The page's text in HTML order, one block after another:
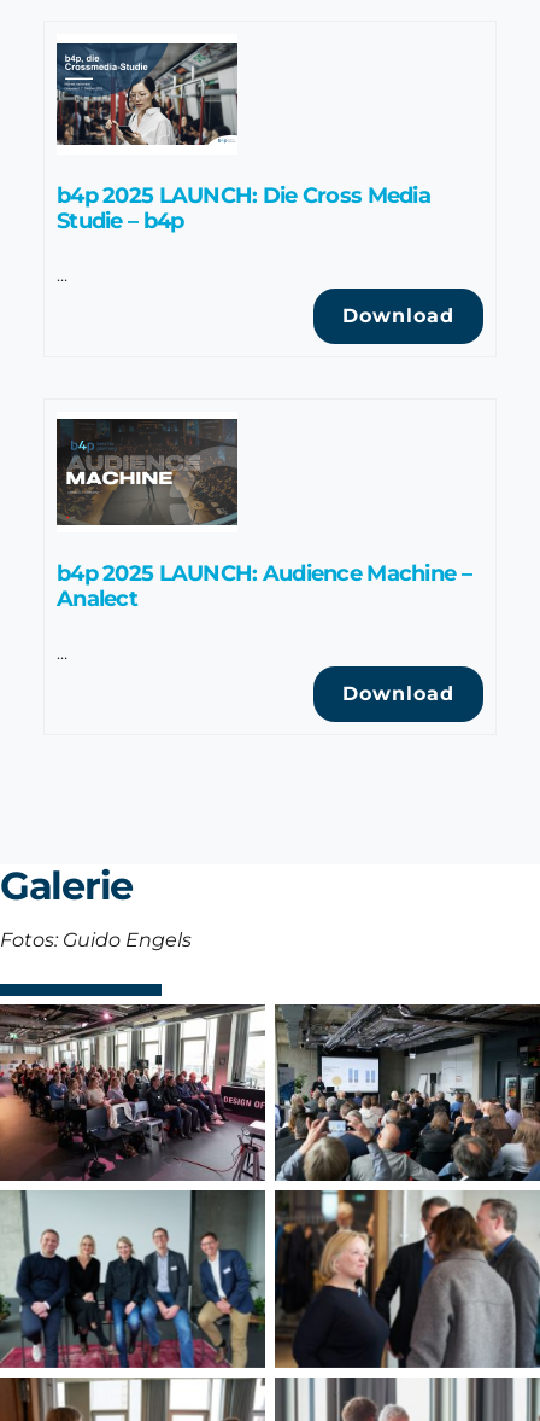
b4p 2025 LAUNCH: Die Cross Media
Studie – b4p
…
Download
b4p 2025 LAUNCH: Audience Machine –
Analect
…
Download
Galerie
Fotos: Guido Engels